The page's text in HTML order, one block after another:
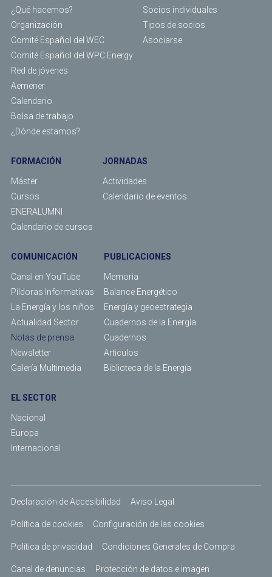
¿Qué hacemos?
Organización
Comité Español del WEC
Comité Español del WPC Energy
Red de jóvenes
Aemener
Calendario
Bolsa de trabajo
¿Dónde estamos?
Socios individuales
Tipos de socios
Asociarse
FORMACIÓN
Máster
Cursos
ENERALUMNI
Calendario de cursos
JORNADAS
Actividades
Calendario de eventos
COMUNICACIÓN
Canal en YouTube
Píldoras Informativas
La Energía y los niños
Actualidad Sector
Notas de prensa
Newsletter
Galería Multimedia
PUBLICACIONES
Memoria
Balance Energético
Energía y geoestrategia
Cuadernos de la Energía
Cuadernos
Articulos
Biblioteca de la Energía
EL SECTOR
Nacional
Europa
Internacional
Declaración de Accesibilidad Aviso Legal
Política de cookies Configuración de las cookies
Política de privacidad Condiciones Generales de Compra
Canal de denuncias Protección de datos e imagen